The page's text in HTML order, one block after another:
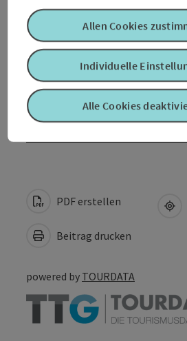
Anreise/Lage
Eignung
Barrierefreiheit
PDF erstellen
Beitrag drucken
powered by TOURDATA
Alle Cookies
Individuelle
Allen Cookies